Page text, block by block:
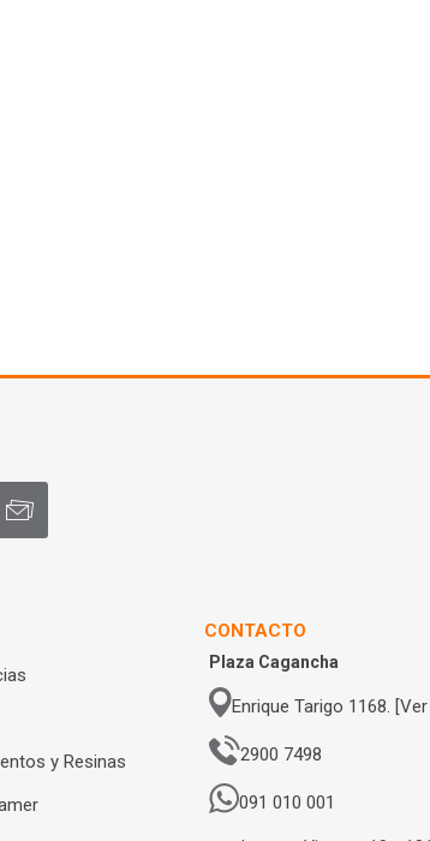
y Resinas
CONTACTO
Plaza Cagancha
Enrique Tarigo 1168.
2900 7498
091 010 001